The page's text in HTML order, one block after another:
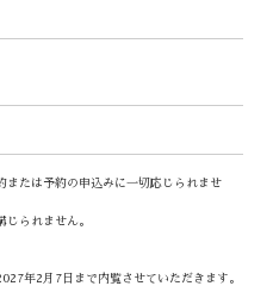
または予約の申込みに一切応じられませ
じられません。
年2月7日まで内覧させていただきます。